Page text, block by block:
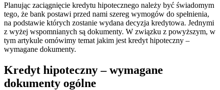
Planując zaciągnięcie kredytu hipotecznego należy być świadomym
tego, że bank postawi przed nami szereg wymogów do spełnienia,
na podstawie których zostanie wydana decyzja kredytowa. Jednymi
z wyżej wspomnianych są dokumenty. W związku z powyższym, w
tym artykule omówimy temat jakim jest kredyt hipoteczny –
wymagane dokumenty.
Kredyt hipoteczny – wymagane
dokumenty ogólne